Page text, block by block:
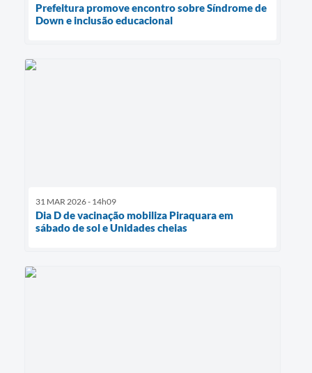
Prefeitura promove encontro sobre Síndrome de
Down e inclusão educacional
31 MAR 2026 - 14h09
Dia D de vacinação mobiliza Piraquara em
sábado de sol e Unidades cheias